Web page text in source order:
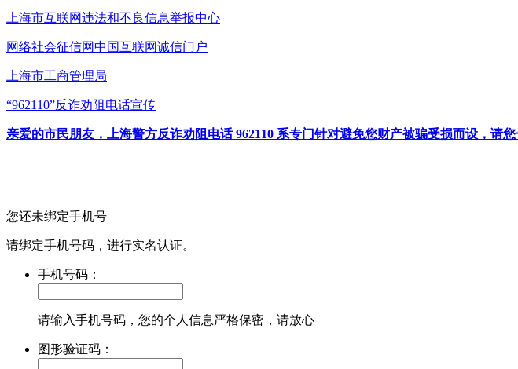
上海市互联网违法和不良信息举报中心
网络社会征信网中国互联网诚信门户
上海市工商管理局
“962110”反诈劝阻电话宣传
亲爱的市民朋友，上海警方反诈劝阻电话 962110 系专门针对避免您财产被骗受损而设，请您
您还未绑定手机号
请绑定手机号码，进行实名认证。
手机号码：
请输入手机号码，您的个人信息严格保密，请放心
图形验证码：